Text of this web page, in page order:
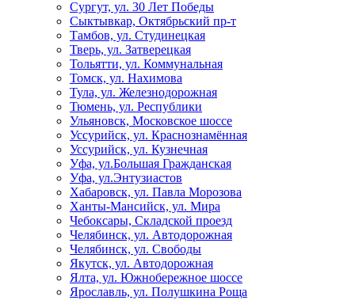
Сургут, ул. 30 Лет Победы
Сыктывкар, Октябрьский пр-т
Тамбов, ул. Студинецкая
Тверь, ул. Затверецкая
Тольятти, ул. Коммунальная
Томск, ул. Нахимова
Тула, ул. Железнодорожная
Тюмень, ул. Республики
Ульяновск, Московское шоссе
Уссурийск, ул. Краснознамённая
Уссурийск, ул. Кузнечная
Уфа, ул.Большая Гражданская
Уфа, ул.Энтузиастов
Хабаровск, ул. Павла Морозова
Ханты-Мансийск, ул. Мира
Чебоксары, Складской проезд
Челябинск, ул. Автодорожная
Челябинск, ул. Свободы
Якутск, ул. Автодорожная
Ялта, ул. Южнобережное шоссе
Ярославль, ул. Полушкина Роща